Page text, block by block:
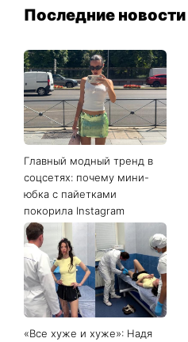
Последние новости
Главный модный тренд в
соцсетях: почему мини-
юбка с пайетками
покорила Instagram
«Все хуже и хуже»: Надя